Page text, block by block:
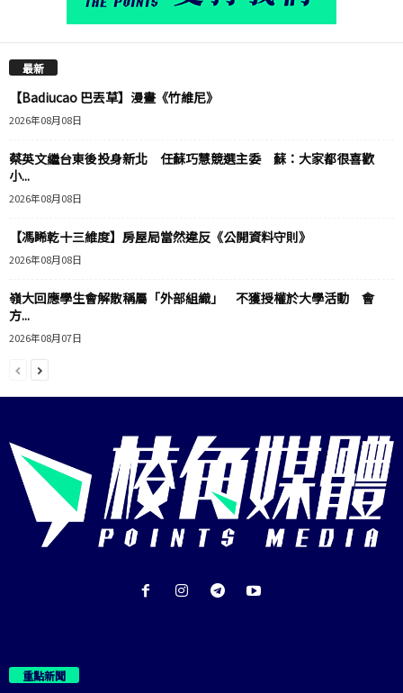
最新
【Badiucao 巴丟草】漫畫《竹維尼》
2026年08月08日
蔡英文繼台東後投身新北 任蘇巧慧競選主委 蘇：大家都很喜歡
小...
2026年08月08日
【馮睎乾十三維度】房屋局當然違反《公開資料守則》
2026年08月08日
嶺大回應學生會解散稱屬「外部組織」 不獲授權於大學活動 會
方...
2026年08月07日
重點新聞